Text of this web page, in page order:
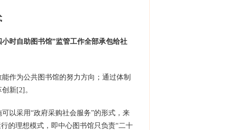
时自助图书馆”监管工作全部承包给社
作为公共图书馆的努力方向；通过体制
新[2]。
采用“政府采购社会服务”的形式，来
的理想模式，即中心图书馆只负责“二十